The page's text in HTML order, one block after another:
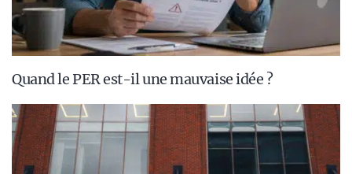
Quand le PER est-il une mauvaise idée ?